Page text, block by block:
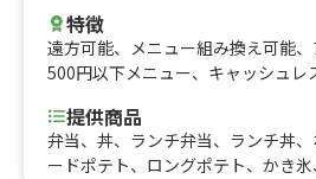
特徴
遠方可能、 メニュー組み換え可能、
500円以下メニュー、 キャッシュレ
提供商品
弁当、丼、ランチ弁当、ランチ丼
ードポテト、ロングポテト、かき